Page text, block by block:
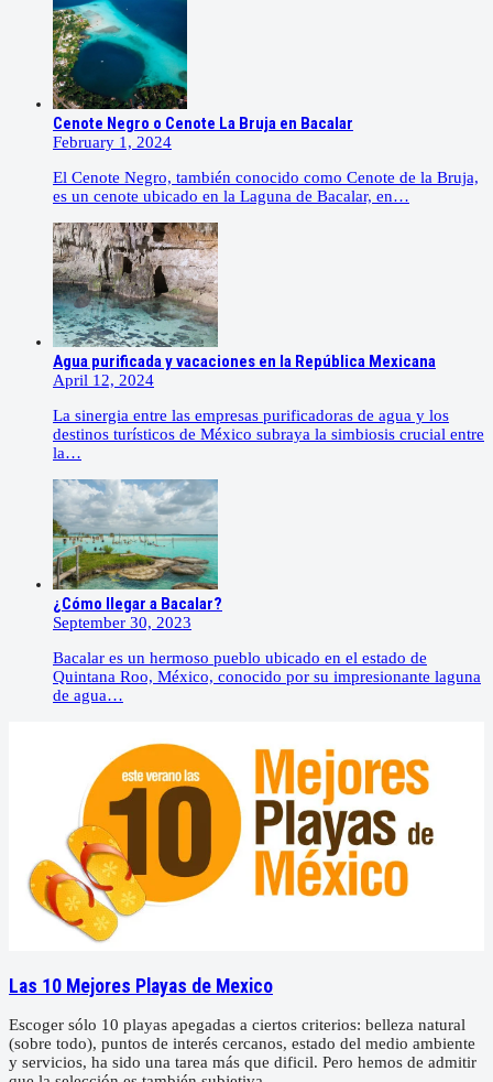
Cenote Negro o Cenote La Bruja en Bacalar
February 1, 2024
El Cenote Negro, también conocido como Cenote de la Bruja,
es un cenote ubicado en la Laguna de Bacalar, en…
Agua purificada y vacaciones en la República Mexicana
April 12, 2024
La sinergia entre las empresas purificadoras de agua y los
destinos turísticos de México subraya la simbiosis crucial entre
la…
¿Cómo llegar a Bacalar?
September 30, 2023
Bacalar es un hermoso pueblo ubicado en el estado de
Quintana Roo, México, conocido por su impresionante laguna
de agua…
Las 10 Mejores Playas de Mexico
Escoger sólo 10 playas apegadas a ciertos criterios: belleza natural
(sobre todo), puntos de interés cercanos, estado del medio ambiente
y servicios, ha sido una tarea más que dificil. Pero hemos de admitir